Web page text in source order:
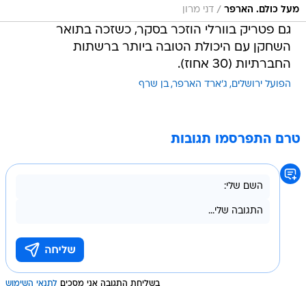
מעל כולם. הארפר / דני מרון
גם פטריק בוורלי הוזכר בסקר, כשזכה בתואר
השחקן עם היכולת הטובה ביותר ברשתות
החברתיות (30 אחוז).
הפועל ירושלים ג'ארד הארפר בן שרף
טרם התפרסמו תגובות
בשליחת התגובה אני מסכים לתנאי השימוש